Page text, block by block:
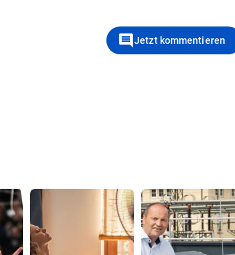
commentJetzt kommentieren